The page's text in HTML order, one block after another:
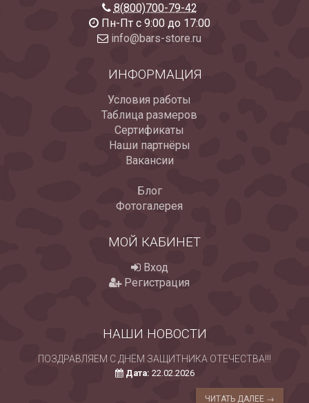
8(800)700-79-42
Пн-Пт с 9:00 до 17:00
info@bars-store.ru
ИНФОРМАЦИЯ
Условия работы
Таблица размеров
Сертификаты
Наши партнёры
Вакансии
Блог
Фотогалерея
МОЙ КАБИНЕТ
Вход
Регистрация
НАШИ НОВОСТИ
ПОЗДРАВЛЯЕМ С ДНЁМ ЗАЩИТНИКА ОТЕЧЕСТВА!!!
Дата: 22.02.2026
ЧИТАТЬ ДАЛЕЕ →